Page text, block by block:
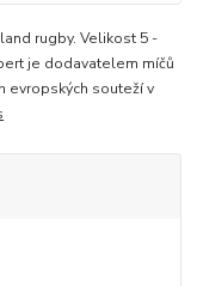
rugby. Velikost 5 -
je dodavatelem míčů
evropských souteží v